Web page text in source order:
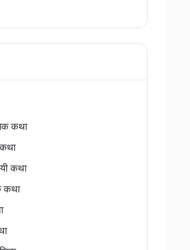
कथा
कथा
कथा